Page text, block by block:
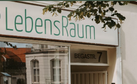
about me here...
genau das richtige Format für
(2 Jahre). Wir lieben es
45 Minuten zu tanzen 😍
Kathrin, Mar 26